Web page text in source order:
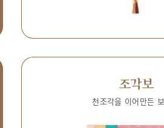
조각보
천조각을 이어만든